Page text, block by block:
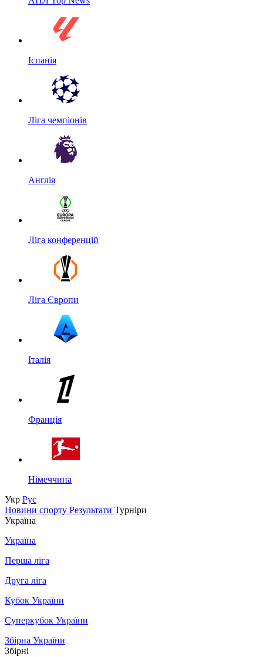
Іспанія
Ліга чемпіонів
Англія
Ліга конференцій
Ліга Європи
Італія
Франція
Німеччина
Укр Рус
Новини спорту Результати Турніри
Україна
Україна
Перша ліга
Друга ліга
Кубок України
Суперкубок України
Збірна України
Збірні